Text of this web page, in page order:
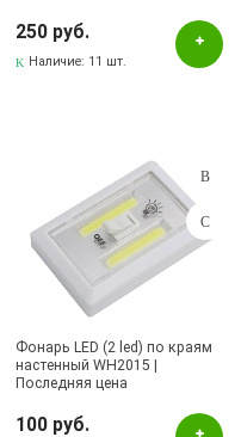
250 руб.
Наличие: 11 шт.
Фонарь LED (2 led) по краям
настенный WH2015 |
Последняя цена
100 руб.